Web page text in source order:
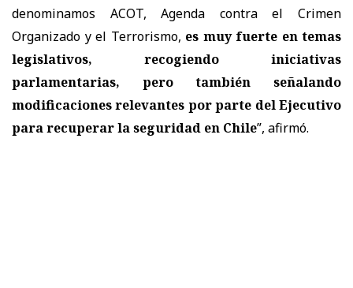
denominamos ACOT, Agenda contra el Crimen
Organizado y el Terrorismo, es muy fuerte en temas
legislativos, recogiendo iniciativas
parlamentarias, pero también señalando
modificaciones relevantes por parte del Ejecutivo
para recuperar la seguridad en Chile”, afirmó.